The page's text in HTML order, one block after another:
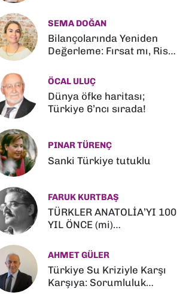
SEMA DOĞAN
Bilançolarında Yeniden
Değerleme: Fırsat mı, Risk
ÖCAL ULUÇ
Dünya öfke haritası;
Türkiye 6’ncı sırada!
PINAR TÜRENÇ
Sanki Türkiye tutuklu
FARUK KURTBAŞ
TÜRKLER ANATOLİA’YI 100
YIL ÖNCE (mi)
AHMET GÜLER
Türkiye Su Kriziyle Karşı
Karşıya: Sorumluluk